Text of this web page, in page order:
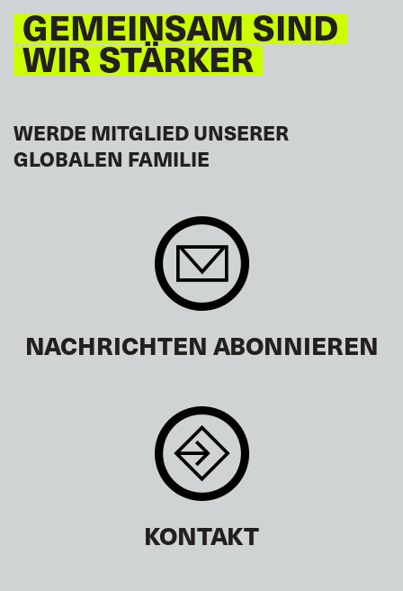
GEMEINSAM SIND
WIR STÄRKER
WERDE MITGLIED UNSERER
GLOBALEN FAMILIE
NACHRICHTEN ABONNIEREN
KONTAKT